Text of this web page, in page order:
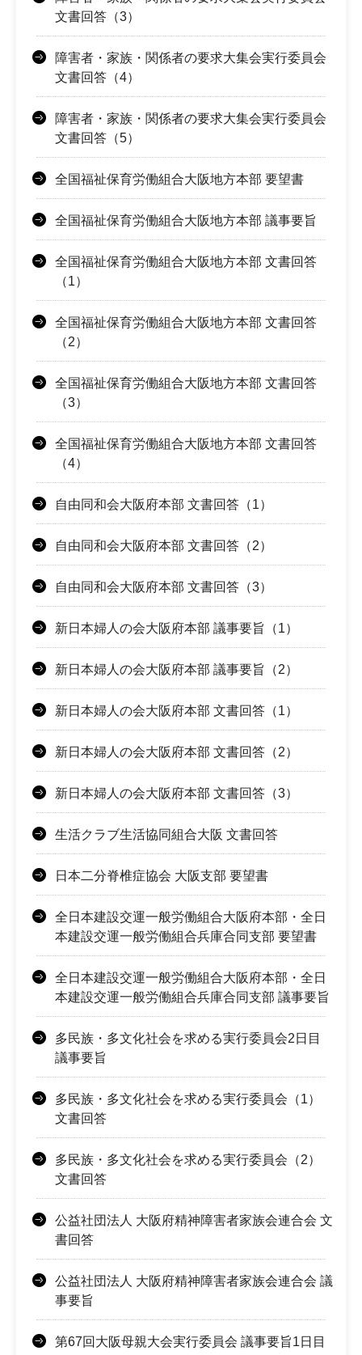
文書回答（3）
障害者・家族・関係者の要求大集会実行委員会
文書回答（4）
障害者・家族・関係者の要求大集会実行委員会
文書回答（5）
全国福祉保育労働組合大阪地方本部 要望書
全国福祉保育労働組合大阪地方本部 議事要旨
全国福祉保育労働組合大阪地方本部 文書回答
（1）
全国福祉保育労働組合大阪地方本部 文書回答
（2）
全国福祉保育労働組合大阪地方本部 文書回答
（3）
全国福祉保育労働組合大阪地方本部 文書回答
（4）
自由同和会大阪府本部 文書回答（1）
自由同和会大阪府本部 文書回答（2）
自由同和会大阪府本部 文書回答（3）
新日本婦人の会大阪府本部 議事要旨（1）
新日本婦人の会大阪府本部 議事要旨（2）
新日本婦人の会大阪府本部 文書回答（1）
新日本婦人の会大阪府本部 文書回答（2）
新日本婦人の会大阪府本部 文書回答（3）
生活クラブ生活協同組合大阪 文書回答
日本二分脊椎症協会 大阪支部 要望書
全日本建設交運一般労働組合大阪府本部・全日
本建設交運一般労働組合兵庫合同支部 要望書
全日本建設交運一般労働組合大阪府本部・全日
本建設交運一般労働組合兵庫合同支部 議事要旨
多民族・多文化社会を求める実行委員会2日目
議事要旨
多民族・多文化社会を求める実行委員会（1）
文書回答
多民族・多文化社会を求める実行委員会（2）
文書回答
公益社団法人 大阪府精神障害者家族会連合会 文
書回答
公益社団法人 大阪府精神障害者家族会連合会 議
事要旨
第67回大阪母親大会実行委員会 議事要旨1日目